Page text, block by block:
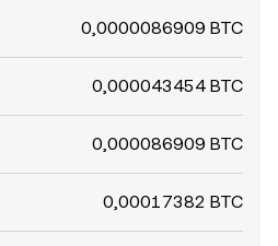
0,0000086909 BTC
0,000043454 BTC
0,000086909 BTC
0,00017382 BTC